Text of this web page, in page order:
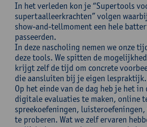
In het verleden kon je “Supertools
supertaalleerkrachten” volgen
show-and-tellmoment een hele
passeerden.
In deze nascholing nemen we onze
deze tools. We spitten de
krijgt zelf de tijd om concrete
die aansluiten bij je eigen lespraktijk.
Op het einde van de dag heb je het in
digitale evaluaties te maken, online
spreekoefeningen,
te proberen. Wat we zelf ervaren